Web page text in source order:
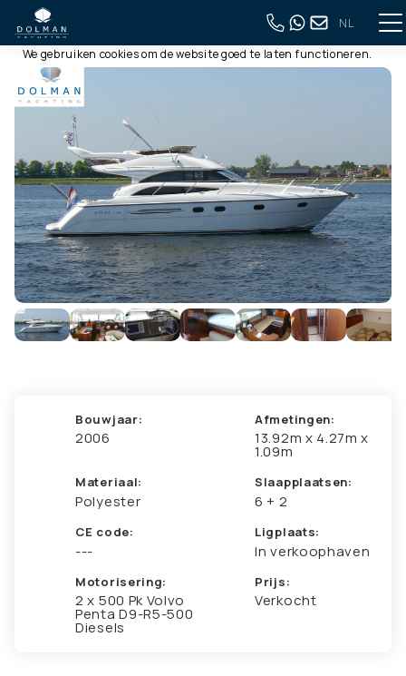
NL
Terug naar volledig overzicht
Bouwjaar:
2006
Afmetingen:
13.92m x 4.27m x
1.09m
Materiaal:
polyester
Slaapplaatsen:
6 + 2
CE code:
---
Ligplaats:
In verkoophaven
Motorisering:
2 x 500 Pk Volvo
Penta D9-R5-500
Diesels
Prijs:
Verkocht
Deze website gebruikt cookies
We gebruiken cookies om de website goed te laten functioneren.
Meer informatie is beschikbaar in onzeprivacyverklaring. Door
op accepteren te klikken, geef je aan hiermee akkoord te gaan.
Alleen noodzakelijk